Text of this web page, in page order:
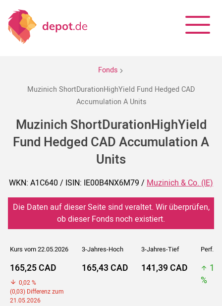
Fonds
Muzinich ShortDurationHighYield Fund Hedged CAD
Accumulation A Units
Muzinich ShortDurationHighYield
Fund Hedged CAD Accumulation A
Units
WKN: A1C640 / ISIN: IE00B4NX6M79 / Muzinich & Co. (IE)
Die Daten auf dieser Seite sind veraltet. Wir überprüfen,
ob dieser Fonds noch existiert.
Kurs vom 22.05.2026 3-Jahres-Hoch 3-Jahres-Tief Perf. 5J
165,25 CAD
0,02 %
(0,03) Differenz zum
21.05.2026
165,43 CAD 141,39 CAD
%